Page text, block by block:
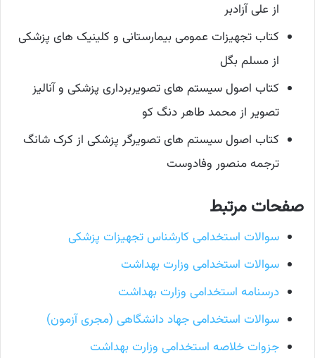
از علی آزادبر
کتاب تجهیزات عمومی بیمارستانی و کلینیک های پزشکی
از مسلم بگل
کتاب اصول سیستم های تصویربرداری پزشکی و آنالیز
تصویر از محمد طاهر دنگ کو
کتاب اصول سیستم های تصویرگر پزشکی از کرک شانگ
ترجمه منصور وفادوست
صفحات مرتبط
سوالات استخدامی کارشناس تجهیزات پزشکی
سوالات استخدامی وزارت بهداشت
درسنامه استخدامی وزارت بهداشت
سوالات استخدامی جهاد دانشگاهی (مجری آزمون)
جزوات خلاصه استخدامی وزارت بهداشت